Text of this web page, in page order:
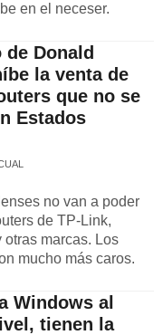
en el neceser.
Donald
la venta de
que no se
Estados
no van a poder
de TP-Link,
otras marcas. Los
mucho más caros.
Windows al
tienen la